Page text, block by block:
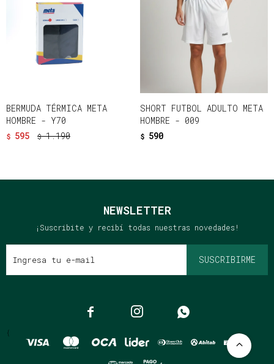
BERMUDA TÉRMICA META
HOMBRE - Y70
$ 595 $ 1.190
SHORT FUTBOL ADULTO META
HOMBRE - 009
$ 590
NEWSLETTER
¡Suscribite y recibí todas nuestras novedades!
SUSCRIBIRME
  
{